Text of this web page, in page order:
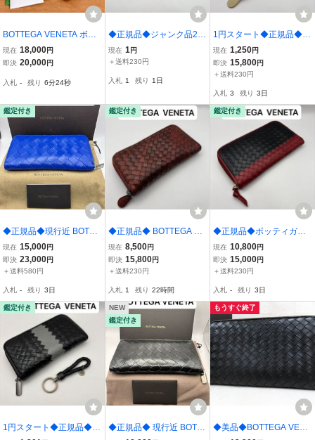
BOTTEGA VENETA ボッ
テガヴェネタ イントレチ
ャート ビジネスカードケ
付き ゆうパック全国送料
現在 18,000円
即決 20,000円
入札 - 残り 6分23秒
◆正規品◆ジャンク品2点
ボッティガヴェネタイン
トレチャート パイソン B
現在 1 円
＋送料230円
入札 1 残り 1日
1円スタート◆正規品◆ B
OTTEGA VENETA イント
レチャート ラウンドファ
スナー 長財布ブラックコ
現在 1,250円
即決 15,800円
＋送料230円
入札 3 残り 3日
鑑定付き
◆正規品◆現行近 BOTTE
GAVENETA イントレチャ
ート ラウンドファスナー
長財布ブルーカラー
現在 15,000円
即決 23,000円
＋送料580円
入札 - 残り 3日
鑑定付き
◆正規品◆ BOTTEGA VE
NETA イントレチャート
ラウンドファスナー 長財
布 パイソン
現在 8,500円
即決 15,800円
＋送料230円
入札 1 残り 22時間
鑑定付き
◆正規品◆ボッティガヴ
ェネタイントレチャート
ラウンドファスナー長財
布ブラックコンビカラー
現在 10,800円
即決 15,000円
＋送料230円
入札 - 残り 3日
鑑定付き
1円スタート◆正規品◆ B
NEW
鑑定付き
◆正規品◆ 現行近 BOTT
もうすぐ終了
◆美品◆BOTTEGA VENE